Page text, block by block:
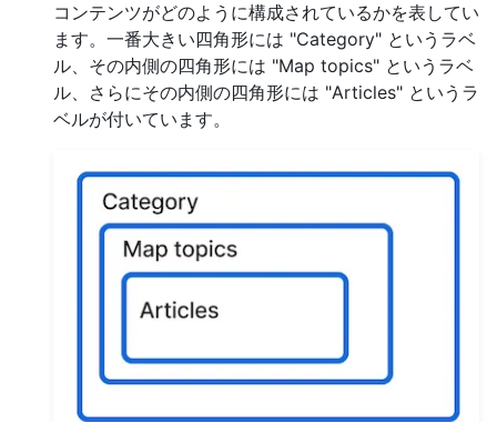
コンテンツがどのように構成されているかを表してい
ます。一番大きい四角形には "Category" というラベ
ル、その内側の四角形には "Map topics" というラベ
ル、さらにその内側の四角形には "Articles" というラ
ベルが付いています。